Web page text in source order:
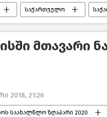
საქართველო
მთავარი
2018, 21:26
საახალწლო ზღაპარი 2020